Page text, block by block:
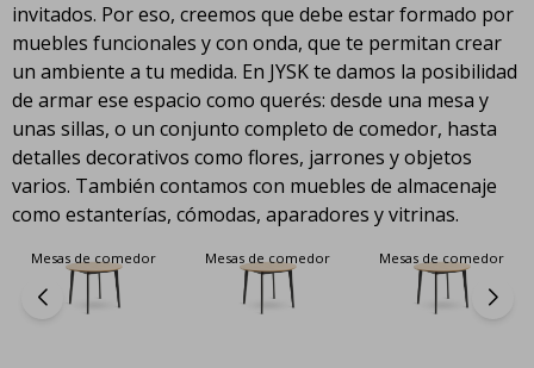
invitados. Por eso, creemos que debe estar formado por
muebles funcionales y con onda, que te permitan crear
un ambiente a tu medida. En JYSK te damos la posibilidad
de armar ese espacio como querés: desde una mesa y
unas sillas, o un conjunto completo de comedor, hasta
detalles decorativos como flores, jarrones y objetos
varios. También contamos con muebles de almacenaje
como estanterías, cómodas, aparadores y vitrinas.
Mesas de comedor Mesas de comedor Mesas de comedor